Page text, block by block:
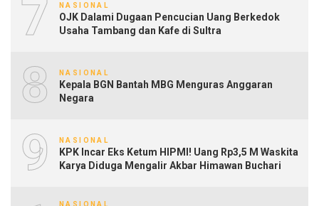
7 NASIONAL
OJK Dalami Dugaan Pencucian Uang Berkedok
Usaha Tambang dan Kafe di Sultra
8 NASIONAL
Kepala BGN Bantah MBG Menguras Anggaran
Negara
9 NASIONAL
KPK Incar Eks Ketum HIPMI! Uang Rp3,5 M Waskita
Karya Diduga Mengalir Akbar Himawan Buchari
NASIONAL